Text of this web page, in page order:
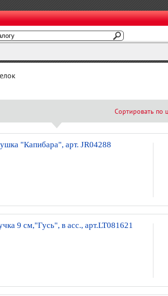
Сортировать по
"Капибара", арт. JR04288
9 см,"Гусь", в асс., арт.LT081621